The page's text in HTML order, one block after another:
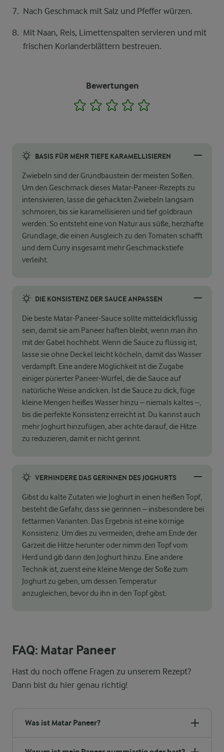
Nach Geschmack mit Salz und Pfeffer würzen.
Mit Naan, Reis, Limettenspalten servieren und mit
frischen Korianderblättern bestreuen.
Bewertungen
1 2 3 4
BASIS FÜR MEHR TIEFE KARAMELLISIEREN
Zwiebeln sind der Grundbaustein der meisten Soßen.
Um den Geschmack dieses Matar-Paneer-Rezepts zu
intensivieren, lasse die gehackten Zwiebeln langsam
schmoren, bis sie karamellisieren und tief goldbraun
werden. So entsteht eine von Natur aus süße, herzhafte
Grundlage, die einen Ausgleich zu den Tomaten schafft
und dem Curry insgesamt mehr Geschmackstiefe
verleiht.
DIE KONSISTENZ DER SAUCE ANPASSEN
Die beste Matar-Paneer-Sauce sollte mitteldickflüssig
sein, damit sie am Paneer haften bleibt, wenn man ihn
mit der Gabel hochhebt. Wenn die Sauce zu flüssig ist,
lasse sie ohne Deckel leicht köcheln, damit das Wasser
verdampft. Eine andere Möglichkeit ist die Zugabe
einiger pürierter Paneer-Würfel, die die Sauce auf
natürliche Weise andicken. Ist die Sauce zu dick, füge
kleine Mengen heißes Wasser hinzu – niemals kaltes –,
bis die perfekte Konsistenz erreicht ist. Du kannst auch
mehr Joghurt hinzufügen, aber achte darauf, die Hitze
zu reduzieren, damit er nicht gerinnt.
VERHINDERE DAS GERINNEN DES JOGHURTS
Gibst du kalte Zutaten wie Joghurt in einen heißen Topf,
besteht die Gefahr, dass sie gerinnen – insbesondere bei
fettarmen Varianten. Das Ergebnis ist eine körnige
Konsistenz. Um dies zu vermeiden, drehe am Ende der
Garzeit die Hitze herunter oder nimm den Topf vom
Herd und gib dann den Joghurt hinzu. Eine andere
Technik ist, zuerst eine kleine Menge der Soße zum
Joghurt zu geben, um dessen Temperatur
anzugleichen, bevor du ihn in den Topf gibst.
FAQ: Matar Paneer
Hast du noch offene Fragen zu unserem Rezept?
Dann bist du hier genau richtig!
Was ist Matar Paneer?